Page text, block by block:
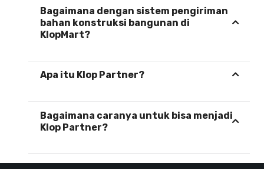
Bagaimana dengan sistem pengiriman
bahan konstruksi bangunan di
KlopMart?
Apa itu Klop Partner?
Bagaimana caranya untuk bisa menjadi
Klop Partner?